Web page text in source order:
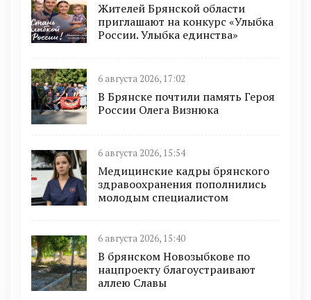
Жителей Брянской области
приглашают на конкурс «Улыбка
России. Улыбка единства»
6 августа 2026, 17:02
В Брянске почтили память Героя
России Олега Визнюка
6 августа 2026, 15:54
Медицинские кадры брянского
здравоохранения пополнились
молодым специалистом
6 августа 2026, 15:40
В брянском Новозыбкове по
нацпроекту благоустраивают
аллею Славы